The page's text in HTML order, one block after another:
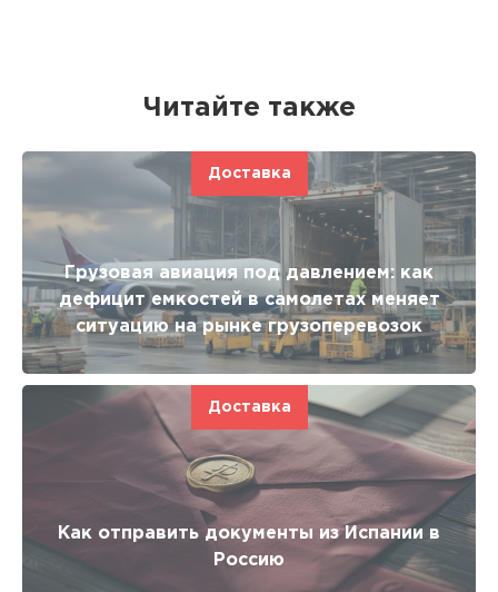
Читайте также
Доставка
Грузовая авиация под давлением: как
дефицит емкостей в самолетах меняет
ситуацию на рынке грузоперевозок
Доставка
Как отправить документы из Испании в
Россию